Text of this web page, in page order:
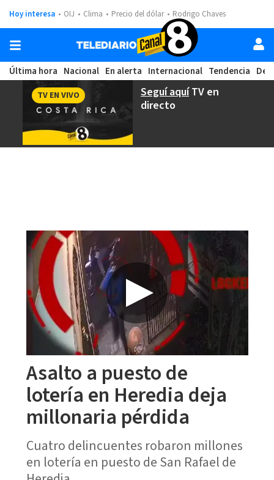
Hoy interesa OIJ Clima Precio del dólar Rodrigo Chaves
Última hora Nacional En alerta Internacional Tendencia
Seguí aquíTV en
directo
TV EN VIVO
Asalto a puesto de
lotería en Heredia deja
millonaria pérdida
Cuatro delincuentes robaron millones
en lotería en puesto de San Rafael de